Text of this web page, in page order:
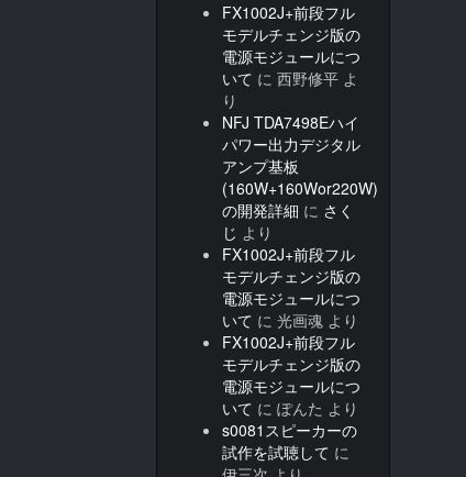
FX1002J+前段フル
モデルチェンジ版の
電源モジュールにつ
いて に 西野修平 よ
り
NFJ TDA7498Eハイ
パワー出力デジタル
アンプ基板
(160W+160Wor220W)
の開発詳細 に さく
じ より
FX1002J+前段フル
モデルチェンジ版の
電源モジュールにつ
いて に 光画魂 より
FX1002J+前段フル
モデルチェンジ版の
電源モジュールにつ
いて に ぽんた より
s0081スピーカーの
試作を試聴して に